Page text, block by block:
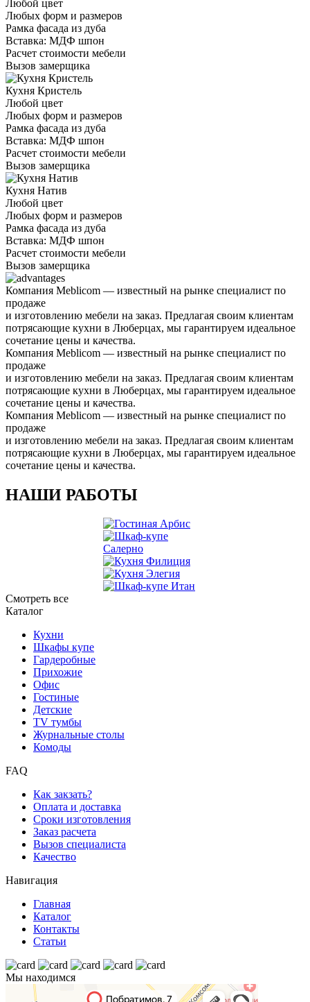
Любой цвет
Любых форм и размеров
Рамка фасада из дуба
Вставка: МДФ шпон
Расчет стоимости мебели
Вызов замерщика
Кухня Кристель
Любой цвет
Любых форм и размеров
Рамка фасада из дуба
Вставка: МДФ шпон
Расчет стоимости мебели
Вызов замерщика
Кухня Натив
Любой цвет
Любых форм и размеров
Рамка фасада из дуба
Вставка: МДФ шпон
Расчет стоимости мебели
Вызов замерщика
Компания Meblicom — известный на рынке специалист по
продаже
и изготовлению мебели на заказ. Предлагая своим клиентам
потрясающие кухни в Люберцах, мы гарантируем идеальное
сочетание цены и качества.
Компания Meblicom — известный на рынке специалист по
продаже
и изготовлению мебели на заказ. Предлагая своим клиентам
потрясающие кухни в Люберцах, мы гарантируем идеальное
сочетание цены и качества.
Компания Meblicom — известный на рынке специалист по
продаже
и изготовлению мебели на заказ. Предлагая своим клиентам
потрясающие кухни в Люберцах, мы гарантируем идеальное
сочетание цены и качества.
НАШИ РАБОТЫ
Смотреть все
Каталог
Кухни
Шкафы купе
Гардеробные
Прихожие
Офис
Гостиные
Детские
TV тумбы
Журнальные столы
Комоды
FAQ
Как закзать?
Оплата и доставка
Сроки изготовления
Заказ расчета
Вызов специалиста
Качество
Навигация
Главная
Каталог
Контакты
Статьи
Мы находимся